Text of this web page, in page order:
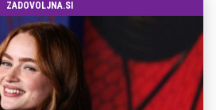
ZADOVOLJNA.SI